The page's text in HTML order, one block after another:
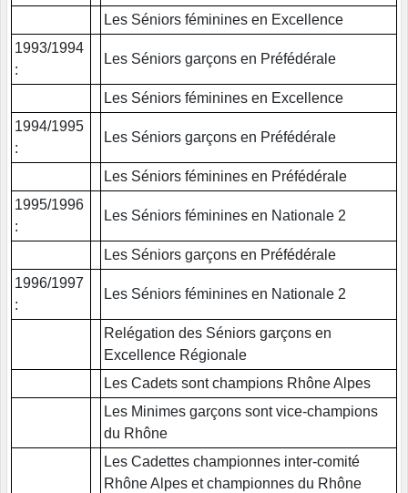
Les Séniors féminines en Excellence
1993/1994
:
Les Séniors garçons en Préfédérale
Les Séniors féminines en Excellence
1994/1995
:
Les Séniors garçons en Préfédérale
Les Séniors féminines en Préfédérale
1995/1996
:
Les Séniors féminines en Nationale 2
Les Séniors garçons en Préfédérale
1996/1997
:
Les Séniors féminines en Nationale 2
Relégation des Séniors garçons en
Excellence Régionale
Les Cadets sont champions Rhône Alpes
Les Minimes garçons sont vice-champions
du Rhône
Les Cadettes championnes inter-comité
Rhône Alpes et championnes du Rhône